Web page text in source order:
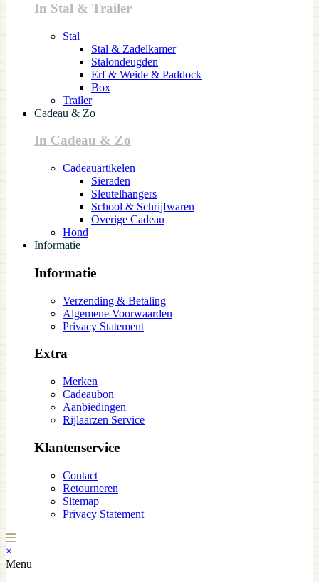
In Stal & Trailer
Stal
Stal & Zadelkamer
Stalondeugden
Erf & Weide & Paddock
Box
Trailer
Cadeau & Zo
In Cadeau & Zo
Cadeauartikelen
Sieraden
Sleutelhangers
School & Schrijfwaren
Overige Cadeau
Hond
Informatie
Informatie
Verzending & Betaling
Algemene Voorwaarden
Privacy Statement
Extra
Merken
Cadeaubon
Aanbiedingen
Rijlaarzen Service
Klantenservice
Contact
Retourneren
Sitemap
Privacy Statement
×
Menu